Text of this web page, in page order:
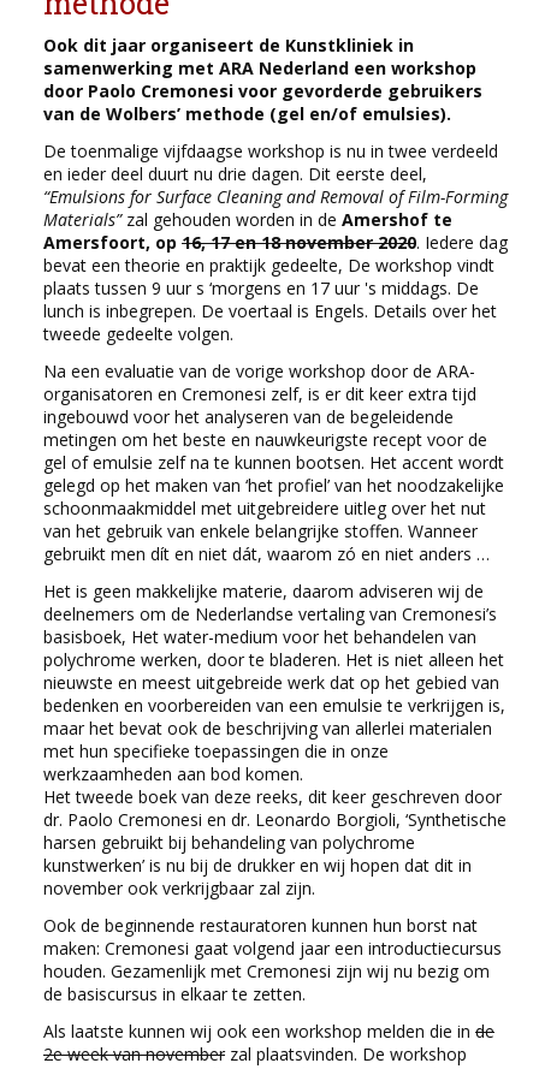
Ook dit jaar organiseert de Kunstkliniek in
samenwerking met ARA Nederland een workshop
door Paolo Cremonesi voor gevorderde gebruikers
van de Wolbers’ methode (gel en/of emulsies).
De toenmalige vijfdaagse workshop is nu in twee verdeeld
en ieder deel duurt nu drie dagen. Dit eerste deel,
“Emulsions for Surface Cleaning and Removal of Film-Forming
Materials”zal gehouden worden in de Amershof te
Amersfoort, op 16, 17 en 18 november 2020. Iedere dag
bevat een theorie en praktijk gedeelte, De workshop vindt
plaats tussen 9 uur s ‘morgens en 17 uur 's middags. De
lunch is inbegrepen. De voertaal is Engels. Details over het
tweede gedeelte volgen.
Na een evaluatie van de vorige workshop door de ARA-
organisatoren en Cremonesi zelf, is er dit keer extra tijd
ingebouwd voor het analyseren van de begeleidende
metingen om het beste en nauwkeurigste recept voor de
gel of emulsie zelf na te kunnen bootsen. Het accent wordt
gelegd op het maken van ‘het profiel’ van het noodzakelijke
schoonmaakmiddel met uitgebreidere uitleg over het nut
van het gebruik van enkele belangrijke stoffen. Wanneer
gebruikt men dít en niet dát, waarom zó en niet anders …
Het is geen makkelijke materie, daarom adviseren wij de
deelnemers om de Nederlandse vertaling van Cremonesi’s
basisboek, Het water-medium voor het behandelen van
polychrome werken, door te bladeren. Het is niet alleen het
nieuwste en meest uitgebreide werk dat op het gebied van
bedenken en voorbereiden van een emulsie te verkrijgen is,
maar het bevat ook de beschrijving van allerlei materialen
met hun specifieke toepassingen die in onze
werkzaamheden aan bod komen.
Het tweede boek van deze reeks, dit keer geschreven door
dr. Paolo Cremonesi en dr. Leonardo Borgioli, ‘Synthetische
harsen gebruikt bij behandeling van polychrome
kunstwerken’ is nu bij de drukker en wij hopen dat dit in
november ook verkrijgbaar zal zijn.
Ook de beginnende restauratoren kunnen hun borst nat
maken: Cremonesi gaat volgend jaar een introductiecursus
houden. Gezamenlijk met Cremonesi zijn wij nu bezig om
de basiscursus in elkaar te zetten.
Als laatste kunnen wij ook een workshop melden die in de
2e week van november zal plaatsvinden. De workshop